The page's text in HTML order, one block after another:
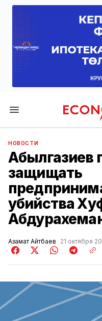
НОВОСТИ
Абылгазиев
защищать
убийства
Азамат Айтбаев 21 октября